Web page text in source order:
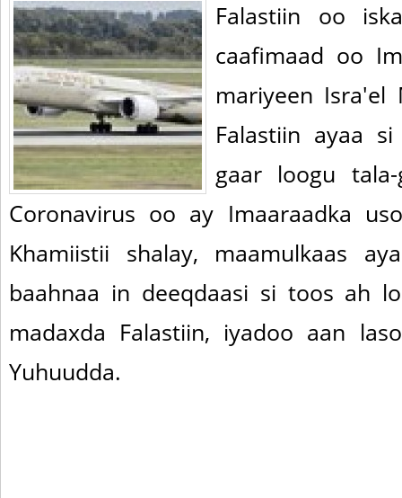
Falastiin oo
caafimaad oo
mariyeen Isra'el
Falastiin ayaa
gaar loogu
Coronavirus oo ay Imaaraadka
Khamiistii shalay, maamulkaas
baahnaa in deeqdaasi si toos ah
madaxda Falastiin, iyadoo aan
Yuhuudda.